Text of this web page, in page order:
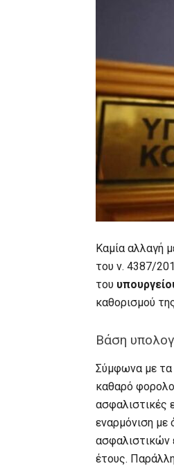
Kαμία αλλαγή
του ν. 4387/
του
καθορισμού
Βάση
Σύμφωνα με τα
καθαρό
ασφαλιστικές
εναρμόνιση με
ασφαλιστικών
έτους.